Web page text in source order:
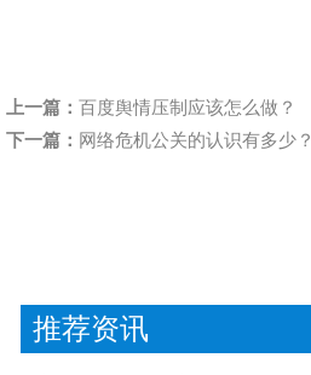
上一篇： 百度舆情压制应该怎么做？
下一篇： 网络危机公关的认识有多少？
推荐资讯